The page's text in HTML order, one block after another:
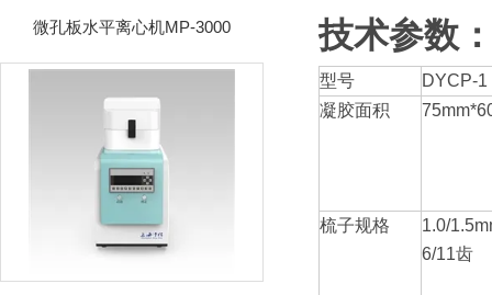
微孔板水平离心机MP-3000
技术参数
型号
DYCP-1
凝胶面积
梳子规格
1.0/
6/11齿